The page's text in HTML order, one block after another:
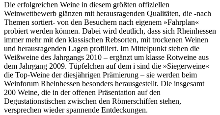
Die erfolgreichen Weine in diesem größten offiziellen
Weinwettbewerb glänzen mit herausragenden Qualitäten, die -nach
Themen sortiert- von den Besuchern nach eigenem »Fahrplan«
probiert werden können. Dabei wird deutlich, dass sich Rheinhessen
immer mehr mit den klassischen Rebsorten, mit trockenen Weinen
und herausragenden Lagen profiliert. Im Mittelpunkt stehen die
Weißweine des Jahrgangs 2010 – ergänzt um klasse Rotweine aus
dem Jahrgang 2009. Tüpfelchen auf dem i sind die »Siegerweine« –
die Top-Weine der diesjährigen Prämierung – sie werden beim
Weinforum Rheinhessen besonders herausgestellt. Die insgesamt
200 Weine, die in der offenen Präsentation auf den
Degustationstischen zwischen den Römerschiffen stehen,
versprechen wieder spannende Entdeckungen.